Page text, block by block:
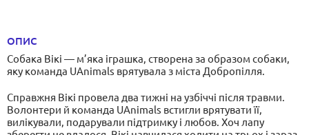
ОПИС
Собака Вікі — м’яка іграшка, створена за образом собаки,
яку команда UAnimals врятувала з міста Добропілля.
Справжня Вікі провела два тижні на узбіччі після травми.
Волонтери й команда UAnimals встигли врятувати її,
вилікували, подарували підтримку і любов. Хоч лапу